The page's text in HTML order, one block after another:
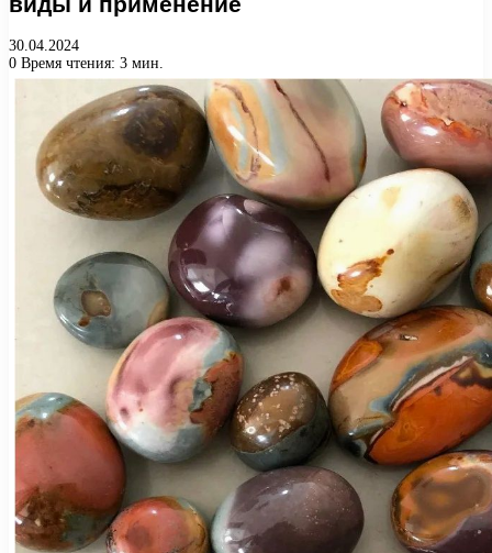
30.04.2024
0 Время чтения: 3 мин.